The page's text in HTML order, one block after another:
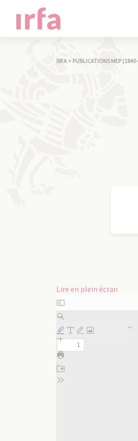
IRFA > PUBLICATIONS MEP
Lire en plein écran
Aller
au
contenu
PDF